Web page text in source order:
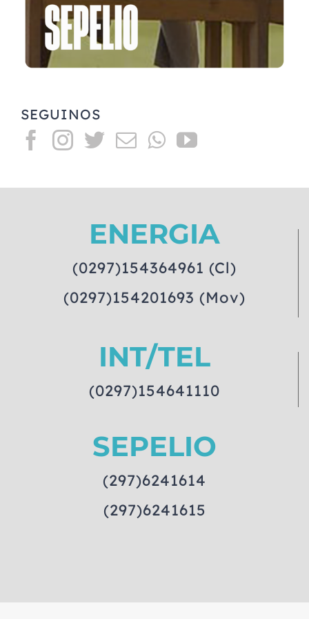
SEGUINOS
ENERGIA
(0297)154364961 (Cl)
(0297)154201693 (Mov)
INT/TEL
(0297)154641110
SEPELIO
(297)6241614
(297)6241615